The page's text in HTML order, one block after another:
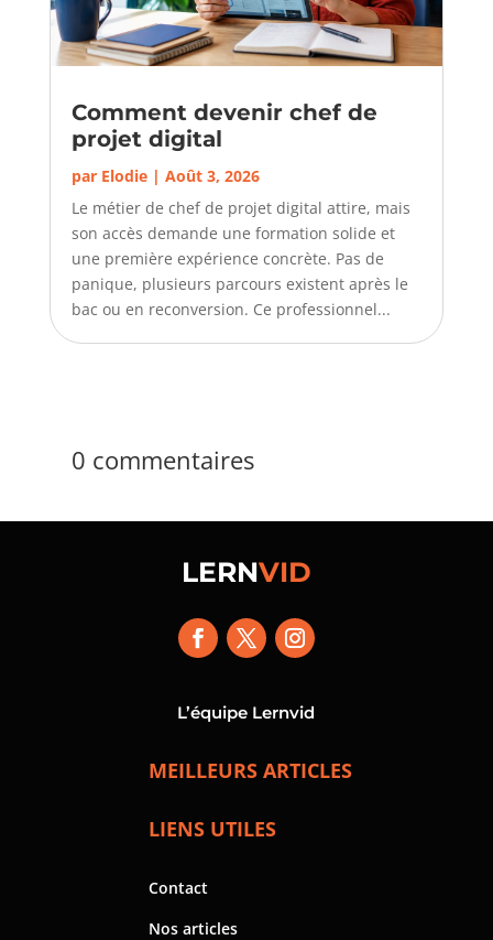
Comment devenir chef de
projet digital
par Elodie| Août 3, 2026
Le métier de chef de projet digital attire, mais
son accès demande une formation solide et
une première expérience concrète. Pas de
panique, plusieurs parcours existent après le
bac ou en reconversion. Ce professionnel...
0 commentaires
LERNVID
L’équipe Lernvid
MEILLEURS ARTICLES
LIENS UTILES
Contact
Nos articles